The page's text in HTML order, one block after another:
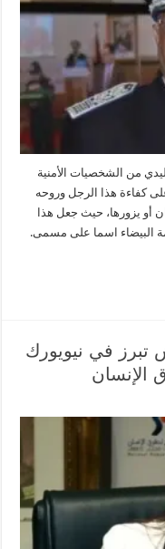
من الشخصيات الأمنية
كفاءة هذا الرجل وروحه
أو يزورها، حيث جعل هذا
البيضاء اسما على مسمى.
تبرز في نيويورك
الإنسان